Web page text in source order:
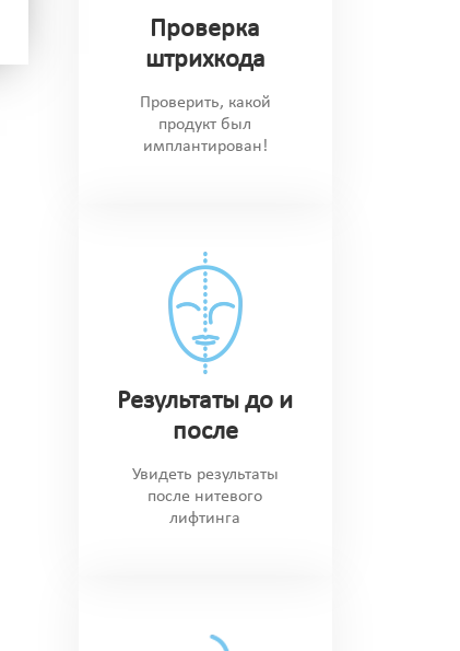
Проверка
штрихкода
Проверить, какой
продукт был
имплантирован!
Результаты до и
после
Увидеть результаты
после нитевого
лифтинга